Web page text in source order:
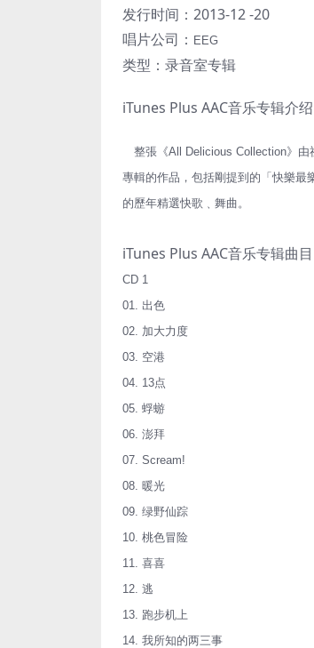
发行时间：2013-12 -20
唱片公司： EEG
类型：录音室专辑
iTunes Plus AAC音乐专辑介绍
整張《All Delicious Collection》
專輯的作品，包括剛提到的「快樂最
的歷年精選快歌﹑舞曲。
iTunes Plus AAC音乐专辑曲目
CD 1
01. 出色
02. 加大力度
03. 空港
04. 13点
05. 蜉蝣
06. 澎拜
07. Scream!
08. 暖光
09. 绿野仙踪
10. 桃色冒险
11. 喜喜
12. 逃
13. 跑步机上
14. 我所知的两三事